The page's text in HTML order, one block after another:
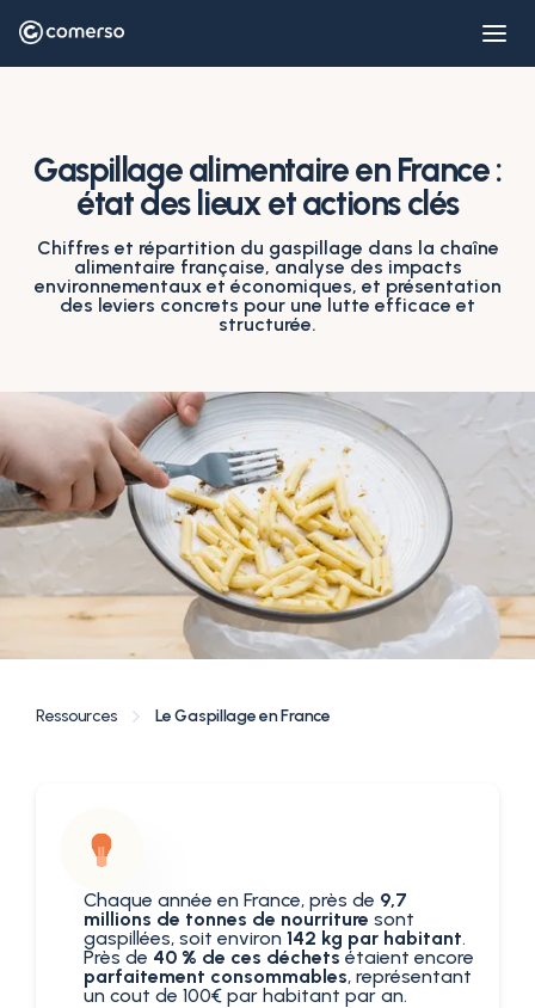
Gaspillage alimentaire en France :
état des lieux et actions clés
Chiffres et répartition du gaspillage dans la chaîne
alimentaire française, analyse des impacts
environnementaux et économiques, et présentation
des leviers concrets pour une lutte efficace et
structurée.
Ressources Le Gaspillage en France
Chaque année en France, près de 9,7
millions de tonnes de nourriture sont
gaspillées, soit environ 142 kg par habitant.
Près de 40 % de ces déchets étaient encore
parfaitement consommables, représentant
un cout de 100€ par habitant par an.